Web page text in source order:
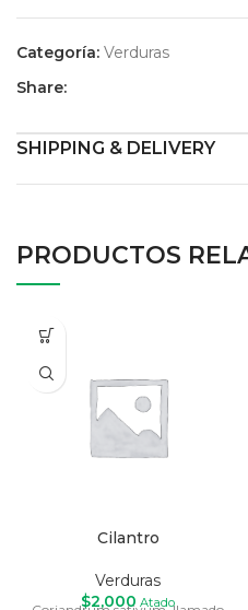
Categoría: Verduras
Share:
SHIPPING & DELIVERY
PRODUCTOS
Cilantro
Verduras
$2,000 Atado